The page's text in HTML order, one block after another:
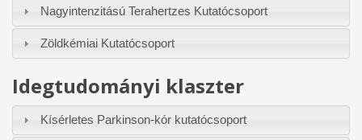
Nagyintenzitású Terahertzes Kutatócsoport
Zöldkémiai Kutatócsoport
Idegtudományi klaszter
Kísérletes Parkinson-kór kutatócsoport